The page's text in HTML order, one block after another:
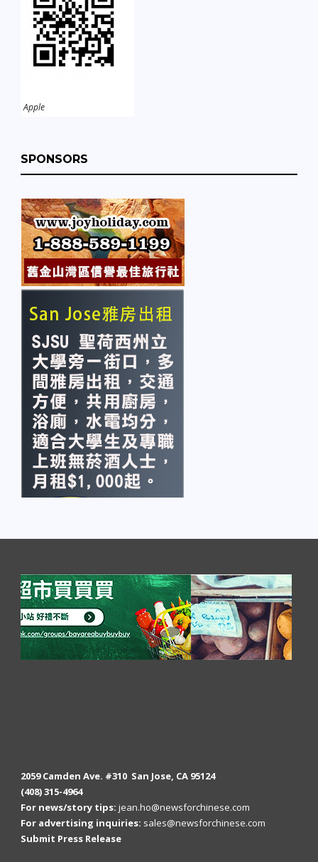
Apple
SPONSORS
2059 Camden Ave. #310 San Jose, CA 95124
(408) 315-4964
For news/story tips: jean.ho@newsforchinese.com
For advertising inquiries: sales@newsforchinese.com
Submit Press Release